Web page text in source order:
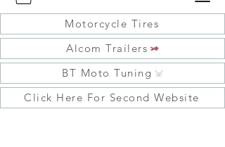
Motorcycle Tires
Alcom Trailers
BT Moto Tuning
Click Here For Second Website